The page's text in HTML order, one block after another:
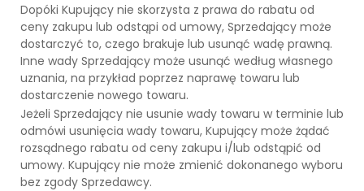
Dopóki Kupujący nie skorzysta z prawa do rabatu od
ceny zakupu lub odstąpi od umowy, Sprzedający może
dostarczyć to, czego brakuje lub usunąć wadę prawną.
Inne wady Sprzedający może usunąć według własnego
uznania, na przykład poprzez naprawę towaru lub
dostarczenie nowego towaru.
Jeżeli Sprzedający nie usunie wady towaru w terminie lub
odmówi usunięcia wady towaru, Kupujący może żądać
rozsądnego rabatu od ceny zakupu i/lub odstąpić od
umowy. Kupujący nie może zmienić dokonanego wyboru
bez zgody Sprzedawcy.